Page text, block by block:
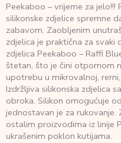
Peekaboo – vrijeme za
silikonske zdjelice spremne
zabavom. Zaobljenim
zdjelica je praktična za svaki
zdjelica Peekaboo – Raffi
štetan, što je čini otpornom
upotrebu u mikrovalnoj,
Izdržljiva silikonska zdjelica
obroka. Silikon omogućuje
jednostavan je za
ostalim proizvodima iz linije
ukrašenim poklon kutijama.